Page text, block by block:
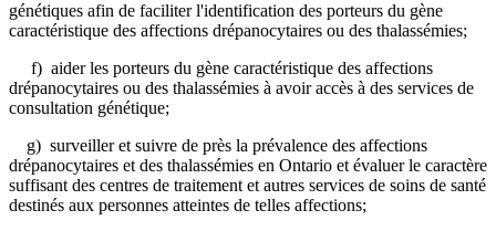
génétiques afin de faciliter l'identification des porteurs du gène
caractéristique des affections drépanocytaires ou des thalassémies;
f) aider les porteurs du gène caractéristique des affections
drépanocytaires ou des thalassémies à avoir accès à des services de
consultation génétique;
g) surveiller et suivre de près la prévalence des affections
drépanocytaires et des thalassémies en Ontario et évaluer le caractère
suffisant des centres de traitement et autres services de soins de santé
destinés aux personnes atteintes de telles affections;